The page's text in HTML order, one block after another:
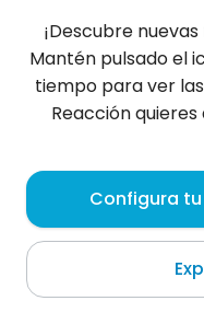
Natalia ?
Sydney
♡KONTO TYLKO
nie dasz rady a ich
¡Descubre
Mantén pulsado el
tiempo para ver
Reacción
Configura